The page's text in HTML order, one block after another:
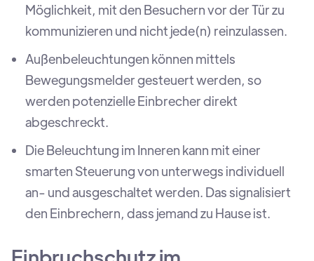
Möglichkeit, mit den Besuchern vor der Tür zu
kommunizieren und nicht jede(n) reinzulassen.
Außenbeleuchtungen können mittels
Bewegungsmelder gesteuert werden, so
werden potenzielle Einbrecher direkt
abgeschreckt.
Die Beleuchtung im Inneren kann mit einer
smarten Steuerung von unterwegs individuell
an- und ausgeschaltet werden. Das signalisiert
den Einbrechern, dass jemand zu Hause ist.